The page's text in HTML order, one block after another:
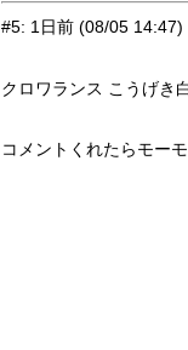
#5: 1日前 (08/05 14:47)
クロワランス こうげき
コメントくれたらモー